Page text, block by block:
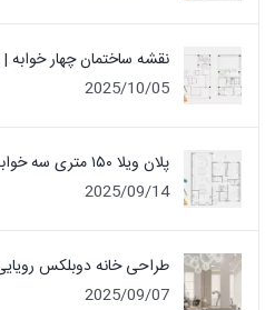
نقشه ساختمان چهار خوابه
2025/10/05
پلان ویلا ۱۵۰ متری سه خوابه | نقشه ویلای مدرن
2025/09/14
طراحی خانه دوبلکس
2025/09/07